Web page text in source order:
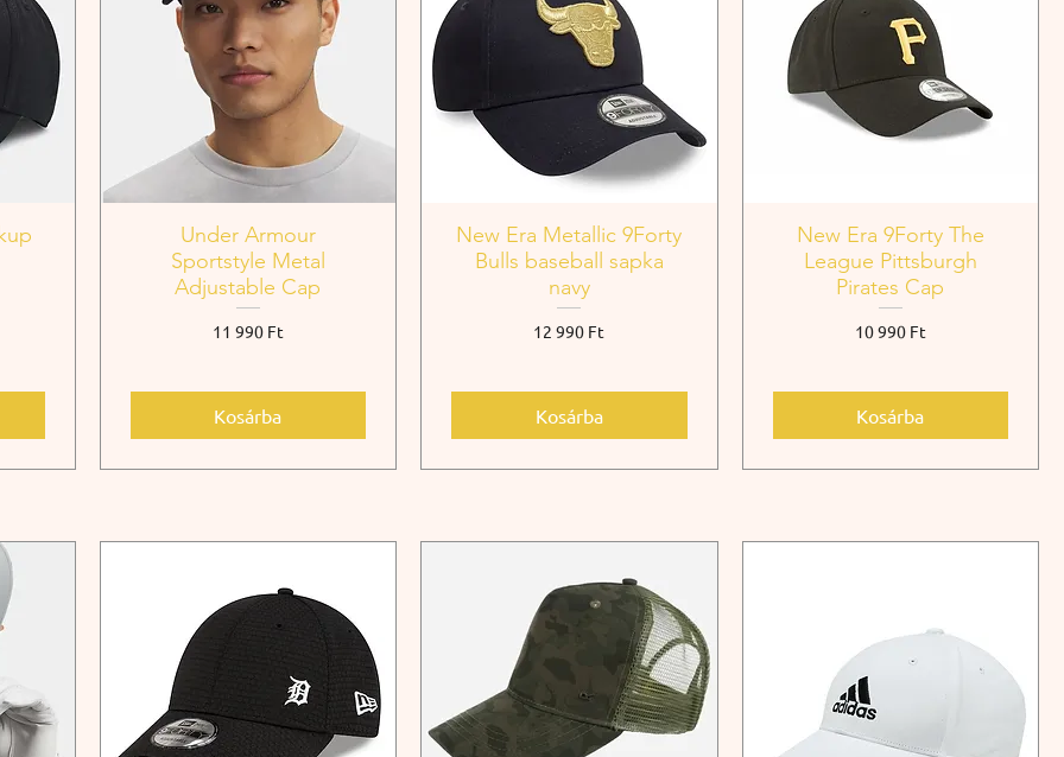
Under Armour
Sportstyle Metal
Adjustable Cap
Ár
11 990 Ft
Kosárba
New Era Metallic 9Forty
Bulls baseball sapka
navy
Ár
12 990 Ft
Kosárba
New Era 9Forty The
League Pittsburgh
Pirates Cap
Ár
10 990 Ft
Kosárba